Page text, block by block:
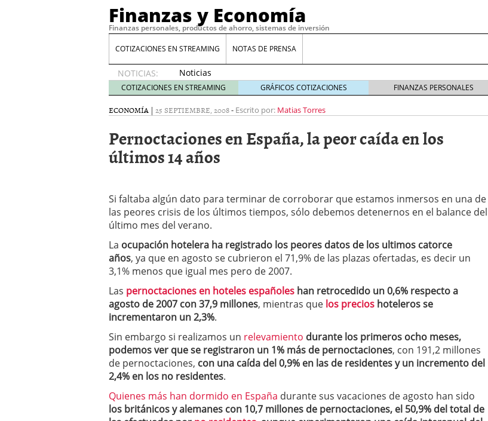
Finanzas y Economía
Finanzas personales, productos de ahorro, sistemas de inversión
COTIZACIONES EN STREAMING NOTAS DE PRENSA
NOTICIAS:
Noticias
de XRP
por qué
las
de
whales
suelen
llegar
de abril
de 2026
Comparativa Costes vs Agilidad: ¿Por qué el Préstamo Promotor privado
acelera la rentabilidad?
Meses sin intereses: Cómo aprovechar esta opción para gestionar tus
compras 24 de noviembre de 2025
Planificar tu herencia también es una decisión financiera: cómo anticiparte
a los costes 21 de noviembre de 2025
¿Cuánto cuesta un software punto de venta? 3 de octubre de 2025
COTIZACIONES EN STREAMING GRÁFICOS COTIZACIONES FINANZAS PERSONALES
ECONOMÍA | 25 SEPTIEMBRE, 2008- Escrito por: Matias Torres
Pernoctaciones en España, la peor caída en los
últimos 14 años
Si faltaba algún dato para terminar de corroborar que estamos inmersos en una de
las peores crisis de los últimos tiempos, sólo debemos detenernos en el balance del
último mes del verano.
La ocupación hotelera ha registrado los peores datos de los ultimos catorce
años, ya que en agosto se cubrieron el 71,9% de las plazas ofertadas, es decir un
3,1% menos que igual mes pero de 2007.
Las pernoctaciones en hoteles españoles han retrocedido un 0,6% respecto a
agosto de 2007 con 37,9 millones, mientras que los precios hoteleros se
incrementaron un 2,3%.
Sin embargo si realizamos un relevamiento durante los primeros ocho meses,
podemos ver que se registraron un 1% más de pernoctaciones, con 191,2 millones
de pernoctaciones, con una caída del 0,9% en las de residentes y un incremento del
2,4% en los no residentes.
Quienes más han dormido en España durante sus vacaciones de agosto han sido
los británicos y alemanes con 10,7 millones de pernoctaciones, el 50,9% del total de